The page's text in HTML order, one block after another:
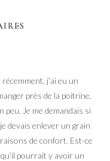
j’ai eu un
près de la poitrine.
peu. Je me demandais si
devais enlever un grain
de confort. Est-ce
pourrait y avoir un